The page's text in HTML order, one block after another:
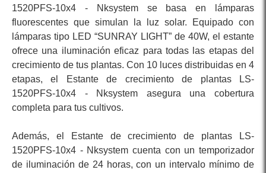
1520PFS-10x4 - Nksystem se basa en lámparas
fluorescentes que simulan la luz solar. Equipado con
lámparas tipo LED “SUNRAY LIGHT” de 40W, el estante
ofrece una iluminación eficaz para todas las etapas del
crecimiento de tus plantas. Con 10 luces distribuidas en 4
etapas, el Estante de crecimiento de plantas LS-
1520PFS-10x4 - Nksystem asegura una cobertura
completa para tus cultivos.
Además, el Estante de crecimiento de plantas LS-
1520PFS-10x4 - Nksystem cuenta con un temporizador
de iluminación de 24 horas, con un intervalo mínimo de